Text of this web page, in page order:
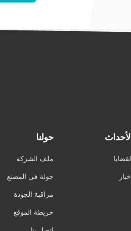
حولنا
ملف الشركة
جولة في المصنع
مراقبة الجودة
خريطة الموقع
الأحداث
القضايا
أخبار